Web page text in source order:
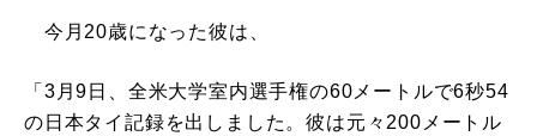
今月20歳になった彼は、
「3月9日、全米大学室内選手権の60メートルで6秒54
の日本タイ記録を出しました。彼は元々200メートル